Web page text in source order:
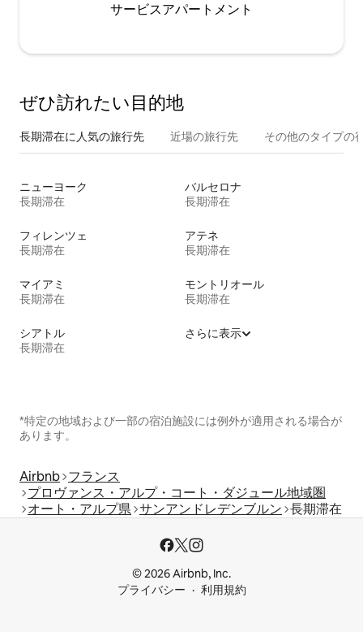
サービスアパートメント
ぜひ訪⁠れ⁠た⁠い目⁠的⁠地
長期滞在に人気の旅行先 近場の旅行先 その他のタ⁠イ⁠プ⁠の
ニューヨーク
長期滞在
バルセロナ
長期滞在
フィレンツェ
長期滞在
アテネ
長期滞在
マイアミ
長期滞在
モントリオール
長期滞在
シアトル
長期滞在
さらに表示
*特定の地域および一部の宿泊施設には例外が適用される場合が
あります。
Airbnb フランス
プロヴァンス・アルプ・コート・ダジュール地域圏
オート・アルプ県 サンアンドレデンブルン 長期滞在
© 2026 Airbnb, Inc.
プライバシー
利用規約